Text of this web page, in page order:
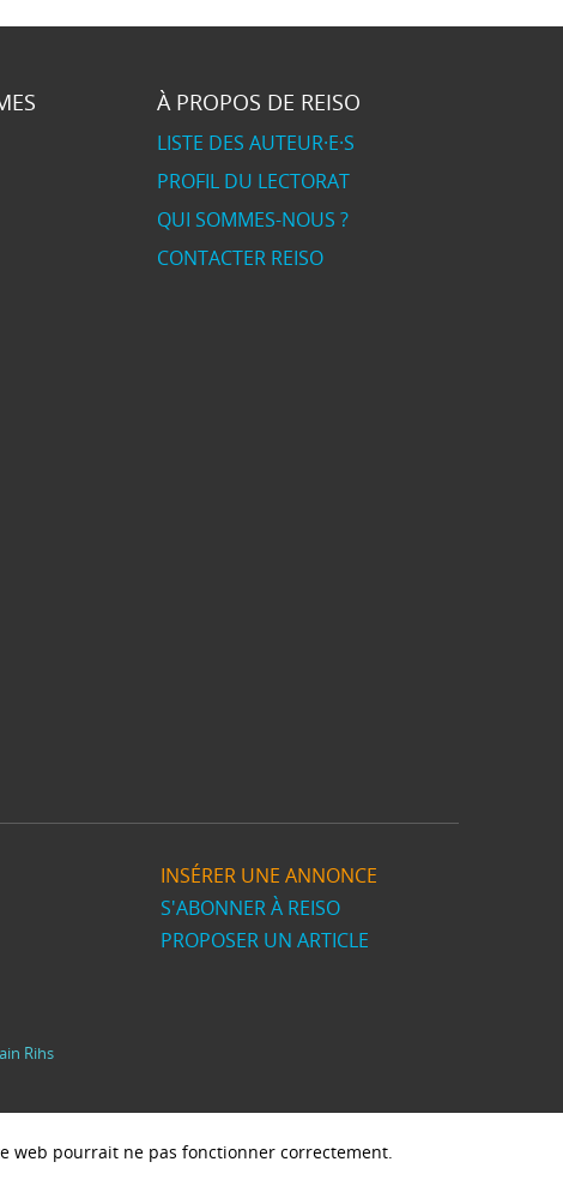
À PROPOS DE REISO
LISTE DES AUTEUR·E·S
PROFIL DU LECTORAT
QUI SOMMES-NOUS ?
CONTACTER REISO
INSÉRER UNE ANNONCE
S'ABONNER À REISO
PROPOSER UN ARTICLE
Rihs
web pourrait ne pas fonctionner correctement.